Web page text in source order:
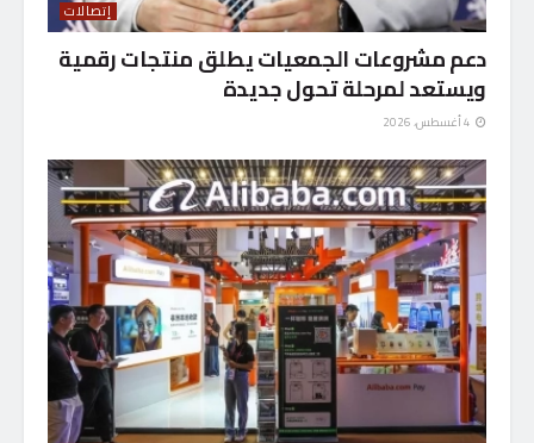
إتصالات
دعم مشروعات الجمعيات يطلق منتجات رقمية
ويستعد لمرحلة تحول جديدة